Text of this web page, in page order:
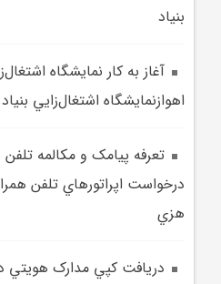
بنياد
آغاز به کار نمايشگاه
اهوازنمايشگاه اشتغال‌زايي
تعرفه پيامک و مکالمه تلفن
درخواست اپراتورهاي تلفن
هزي
دريافت کپي مدارک هويتي